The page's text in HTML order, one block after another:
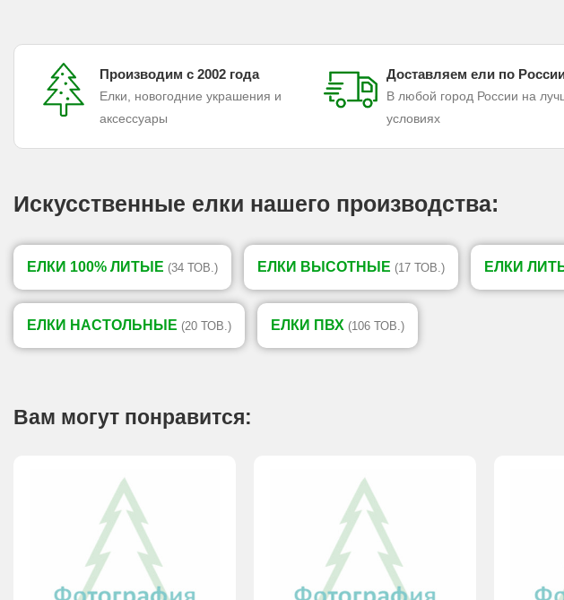
Производим с 2002 года
Елки, новогодние украшения и
аксессуары
Доставляем ели по
В любой город России на
условиях
Искусственные елки нашего производства:
ЕЛКИ 100% ЛИТЫЕ (34 ТОВ.) ЕЛКИ ВЫСОТНЫЕ (17 ТОВ.) ЕЛКИ
ЕЛКИ НАСТОЛЬНЫЕ (20 ТОВ.) ЕЛКИ ПВХ (106 ТОВ.)
Вам могут понравится: